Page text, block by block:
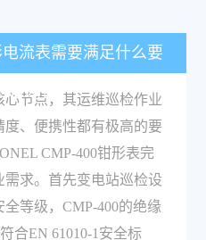
流表需要满足什么要
合吗？
节点，其运维巡检作业
、便携性都有极高的要
CMP-400钳形表完
求。首先变电站巡检设
等级，CMP-400的绝缘
合EN 61010-1安全标